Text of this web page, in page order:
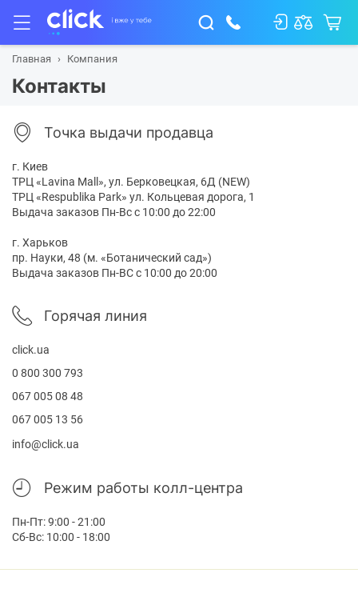
Главная Компания
Контакты
Точка выдачи продавца
г. Киев
ТРЦ «Lavina Mall», ул. Берковецкая, 6Д (NEW)
ТРЦ «Respublika Park» ул. Кольцевая дорога, 1
Выдача заказов Пн-Вс с 10:00 до 22:00
г. Харьков
пр. Науки, 48 (м. «Ботанический сад»)
Выдача заказов Пн-ВС с 10:00 до 20:00
Горячая линия
click.ua
0 800 300 793
067 005 08 48
067 005 13 56
info@click.ua
Режим работы колл-центра
Пн-Пт: 9:00 - 21:00